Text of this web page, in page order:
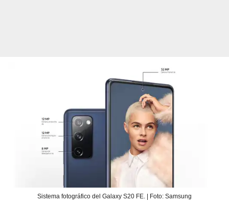
Sistema fotográfico del Galaxy S20 FE. | Foto: Samsung